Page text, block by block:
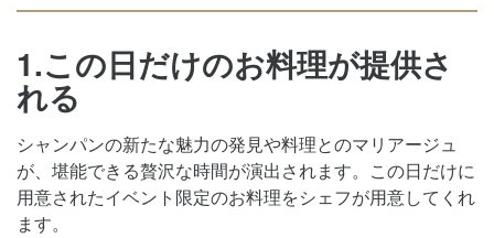
1.この日だけのお料理が提供さ
れる
シャンパンの新たな魅力の発見や料理とのマリアージュ
が、堪能できる贅沢な時間が演出されます。この日だけに
用意されたイベント限定のお料理をシェフが用意してくれ
ます。